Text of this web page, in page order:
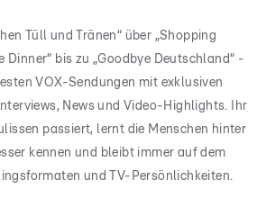
Tüll und Tränen“ über „Shopping
Dinner“ bis zu „Goodbye Deutschland“ -
VOX-Sendungen mit exklusiven
News und Video-Highlights. Ihr
passiert, lernt die Menschen hinter
kennen und bleibt immer auf dem
und TV-Persönlichkeiten.